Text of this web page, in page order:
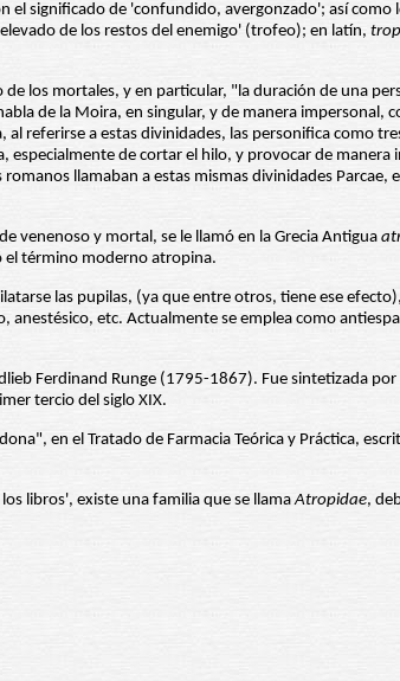
el significado de 'confundido, avergonzado'; así como
de los restos del enemigo' (trofeo); en latín,
los mortales, y en particular, "la duración de una
de la Moira, en singular, y de manera impersonal,
referirse a estas divinidades, las personifica como
especialmente de cortar el hilo, y provocar de
llamaban a estas mismas divinidades
venenoso y mortal, se le llamó en la Grecia Antigua
el término moderno atropina.
las pupilas, (ya que entre otros, tiene ese
etc. Actualmente se emplea como
Ferdinand Runge (1795-1867). Fue sintetizada
tercio del siglo XIX.
en el Tratado de Farmacia Teórica y Práctica,
libros', existe una familia que se llamaAtropidae,